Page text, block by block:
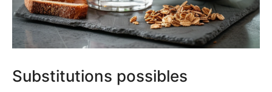
Substitutions possibles